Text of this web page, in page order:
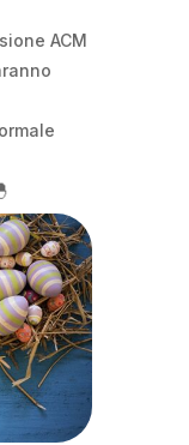
ACM